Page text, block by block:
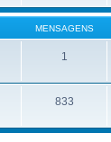
MENSAGENS
1
833